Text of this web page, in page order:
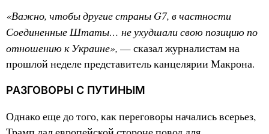
«Важно, чтобы другие страны G7, в частности
Соединенные Штаты… не ухудшали свою позицию по
отношению к Украине», — сказал журналистам на
прошлой неделе представитель канцелярии Макрона.
РАЗГОВОРЫ С ПУТИНЫМ
Однако еще до того, как переговоры начались всерьез,